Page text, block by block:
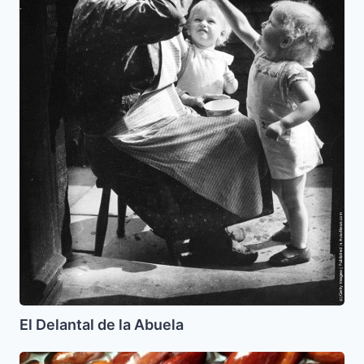
El Delantal de la Abuela
Piñonatis